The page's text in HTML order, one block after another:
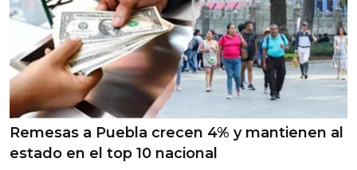
Remesas a Puebla crecen 4% y mantienen al
estado en el top 10 nacional